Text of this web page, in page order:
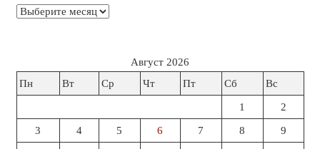
Архивы
Август 2026
Пн
Вт Ср Чт Пт Сб Вс
1 2
3 4 5 6 7 8 9